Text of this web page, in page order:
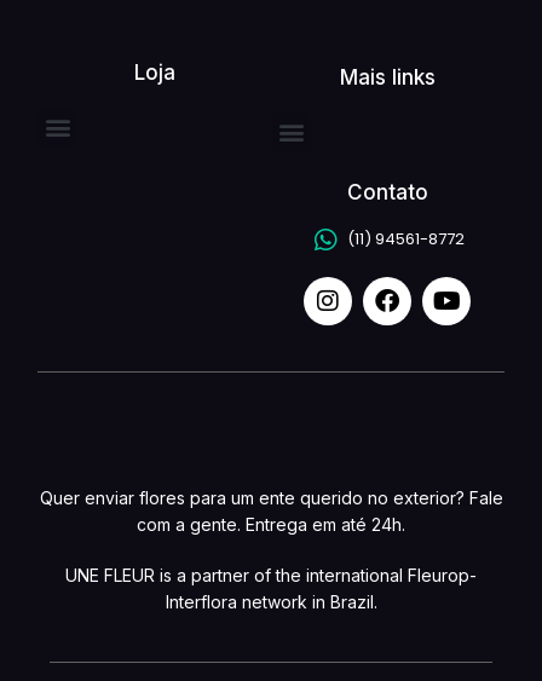
Loja Mais links
Contato
(11) 94561-8772
Quer enviar flores para um ente querido no exterior? Fale
com a gente. Entrega em até 24h.
UNE FLEUR is a partner of the international Fleurop-
Interflora network in Brazil.